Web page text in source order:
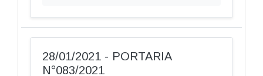
28/01/2021 - PORTARIA
N°083/2021